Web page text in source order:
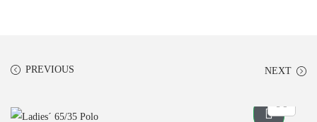
PREVIOUS NEXT